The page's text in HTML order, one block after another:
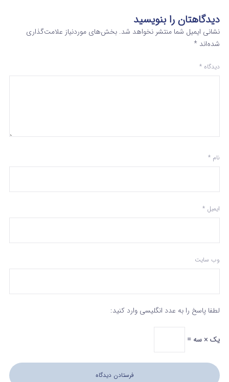
دیدگاهتان را بنویسید
نشانی ایمیل شما منتشر نخواهد شد. بخش‌های موردنیاز علامت‌گذاری
شده‌اند *
دیدگاه *
نام *
ایمیل *
وب‌ سایت
لطفا پاسخ را به عدد انگلیسی وارد کنید:
یک × سه =